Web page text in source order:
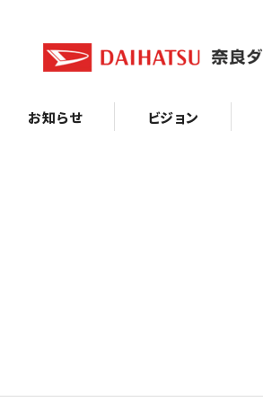
お知らせ ビジョン